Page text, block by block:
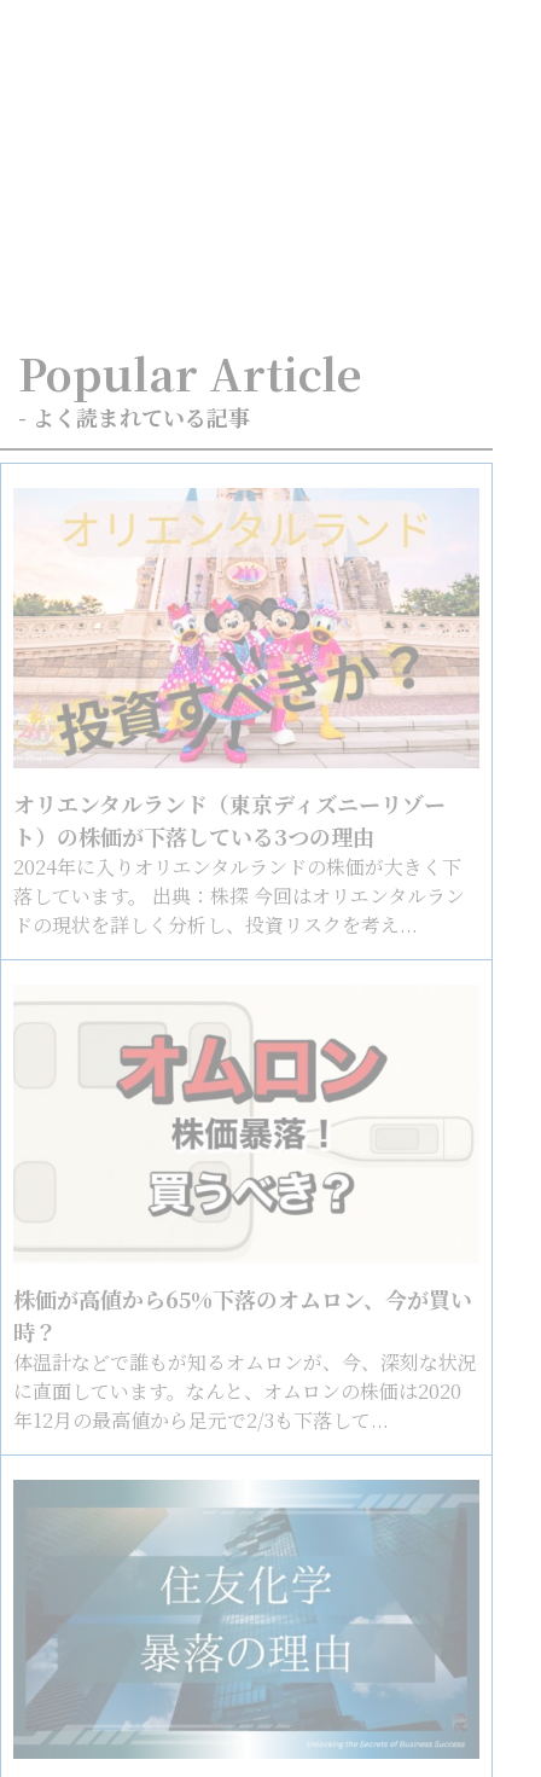
Popular Article
- よく読まれている記事
オリエンタルランド（東京ディズニーリゾー
ト）の株価が下落している3つの理由
2024年に入りオリエンタルランドの株価が大きく下
落しています。 出典：株探 今回はオリエンタルラン
ドの現状を詳しく分析し、投資リスクを考え...
株価が高値から65%下落のオムロン、今が買い
時？
体温計などで誰もが知るオムロンが、今、深刻な状況
に直面しています。なんと、オムロンの株価は2020
年12月の最高値から足元で2/3も下落して...